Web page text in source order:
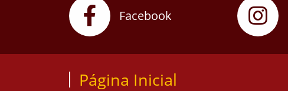
Facebook
Página Inicial